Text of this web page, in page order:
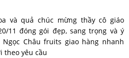
và quả chúc mừng thầy cô giáo
11 đóng gói đẹp, sang trọng và ý
Ngọc Châu fruits giao hàng nhanh
theo yêu cầu